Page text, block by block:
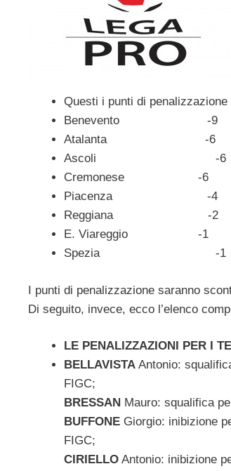
Questi i punti di penalizzazione
Benevento -9
Atalanta -6
Ascoli -6
Cremonese -6
Piacenza -4
Reggiana -2
E. Viareggio -1
Spezia -1
I punti di penalizzazione saranno
Di seguito, invece, ecco l’elenco
LE PENALIZZAZIONI PER I
BELLAVISTA Antonio:
FIGC;
BRESSAN Mauro: squalifica
BUFFONE Giorgio: inibizione
FIGC;
CIRIELLO Antonio: inibizione